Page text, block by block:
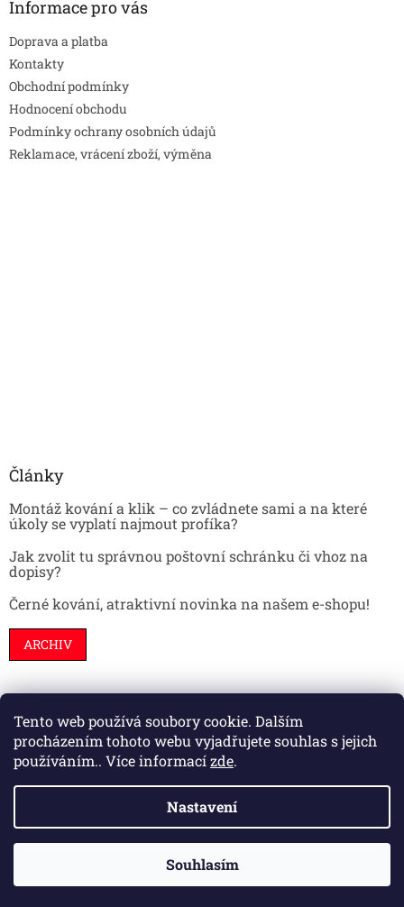
Tento web používá soubory cookie. Dalším
procházením tohoto webu vyjadřujete souhlas s jejich
používáním.. Více informacízde.
Nastavení
Souhlasím
Informace pro vás
Doprava a platba
Kontakty
Obchodní podmínky
Hodnocení obchodu
Podmínky ochrany osobních údajů
Reklamace, vrácení zboží, výměna
Články
Montáž kování a klik – co zvládnete sami a na které
úkoly se vyplatí najmout profíka?
Jak zvolit tu správnou poštovní schránku či vhoz na
dopisy?
Černé kování, atraktivní novinka na našem e-shopu!
ARCHIV
Stavební pouzdra Interiéry Dveře
Vytvořil Shoptet
HS kování. Všechna práva vyhrazena.